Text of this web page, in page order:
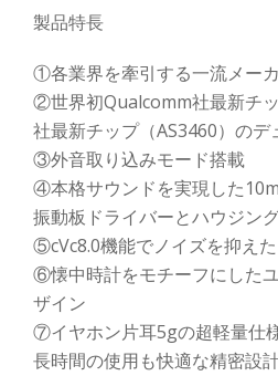
製品特長
①各業界を牽引する一流メー
②世界初Qualcomm社最新チ
社最新チップ（AS3460）の
③外音取り込みモード搭載
④本格サウンドを実現した
振動板ドライバーとハウジン
⑤cVc8.0機能でノイズを抑え
⑥懐中時計をモチーフにした
ザイン
⑦イヤホン片耳5gの超軽量仕
長時間の使用も快適な精密設